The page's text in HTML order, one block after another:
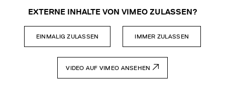
EXTERNE INHALTE VON VIMEO ZULASSEN?
EINMALIG ZULASSEN IMMER ZULASSEN
VIDEO AUF VIMEO ANSEHEN